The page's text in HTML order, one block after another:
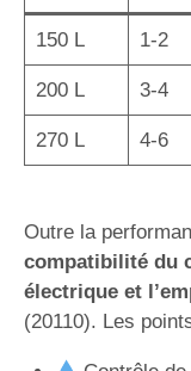
150 L 1-2
200 L 3-4
270 L 4-6
Outre la
compatibilité du
électrique et
(20110). Les